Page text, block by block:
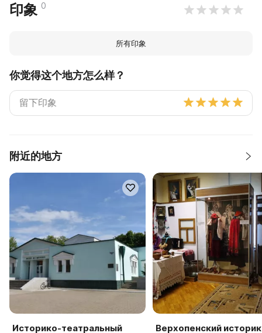
印象 0
所有印象
你觉得这个地方怎么样？
附近的地方
Историко-театральный
Верхопенский